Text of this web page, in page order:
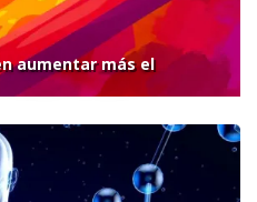
aumentar más el